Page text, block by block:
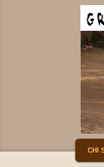
VAI
VAI
CHI